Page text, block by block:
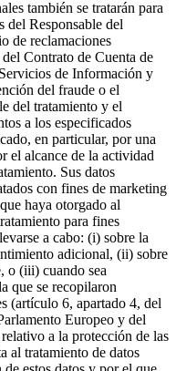
también se tratarán para
del Responsable del
de reclamaciones
Contrato de Cuenta de
de Información y
del fraude o el
del tratamiento y el
a los especificados
en particular, por una
el alcance de la actividad
Sus datos
con fines de marketing
haya otorgado al
para fines
a cabo: (i) sobre la
adicional, (ii) sobre
o (iii) cuando sea
que se recopilaron
(artículo 6, apartado 4, del
Europeo y del
a la protección de las
al tratamiento de datos